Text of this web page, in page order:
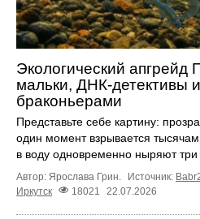
Экологический апгрейд
мальки, ДНК-детективы
браконьерами
Представьте себе картину:
один момент взрывается
в воду одновременно ныряют три
Автор: Ярослава Грин. Источник:
Иркутск
18021 22.07.2026